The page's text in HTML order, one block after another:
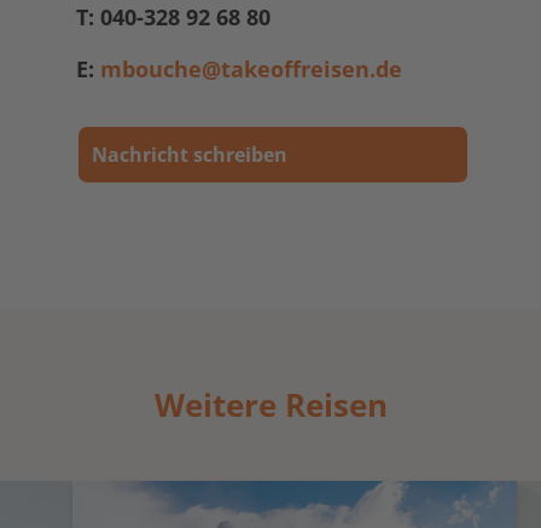
T: 040-328 92 68 80
E: mbouche@takeoffreisen.de
Nachricht schreiben
Weitere Reisen